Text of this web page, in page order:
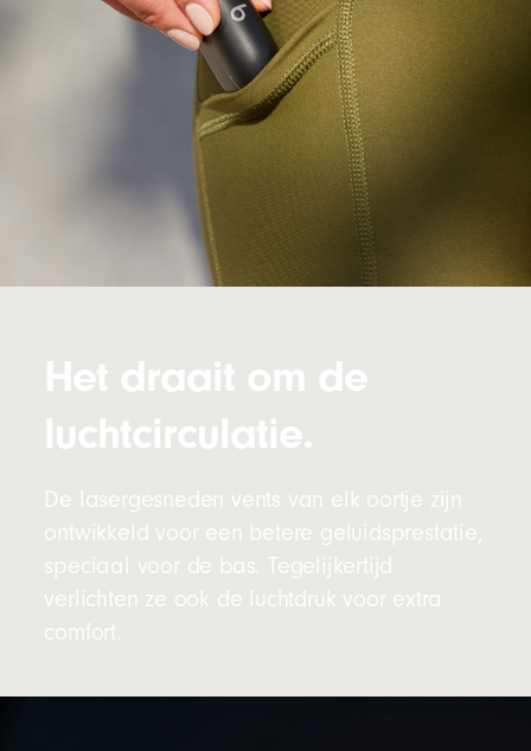
Het draait om de
luchtcirculatie.
De lasergesneden vents van elk oortje zijn
ontwikkeld voor een betere geluidsprestatie,
speciaal voor de bas. Tegelijkertijd
verlichten ze ook de luchtdruk voor extra
comfort.